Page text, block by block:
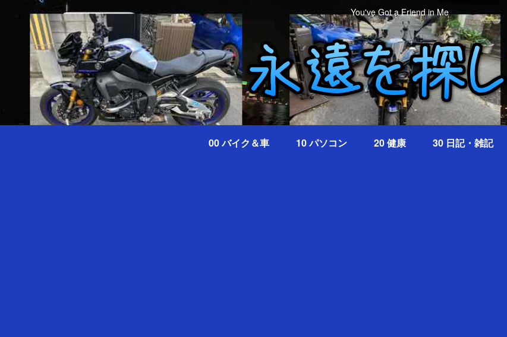
You've Got a Friend in Me
00 バイク＆車 10 パソコン 20 健康 30 日記・雑記